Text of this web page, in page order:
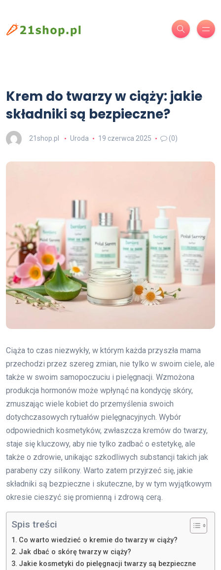
Krem do twarzy w ciąży: jakie
składniki są bezpieczne?
21shop.pl Uroda 19 czerwca 2025 (0)
Ciąża to czas niezwykły, w którym każda przyszła mama
przechodzi przez szereg zmian, nie tylko w swoim ciele, ale
także w swoim samopoczuciu i pielęgnacji. Wzmożona
produkcja hormonów może wpłynąć na kondycję skóry,
zmuszając wiele kobiet do przemyślenia swoich
dotychczasowych rytuałów pielęgnacyjnych. Wybór
odpowiednich kosmetyków, zwłaszcza kremów do twarzy,
staje się kluczowy, aby nie tylko zadbać o estetykę, ale
także o zdrowie, unikając szkodliwych substancji takich jak
parabeny czy silikony. Warto zatem przyjrzeć się, jakie
składniki są bezpieczne i skuteczne, by w tym wyjątkowym
okresie cieszyć się promienną i zdrową cerą.
Spis treści
Co warto wiedzieć o kremie do twarzy w ciąży?
Jak dbać o skórę twarzy w ciąży?
Jakie kosmetyki do pielęgnacji twarzy są bezpieczne